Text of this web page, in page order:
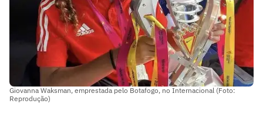
Giovanna Waksman, emprestada pelo Botafogo, no Internacional (Foto:
Reprodução)